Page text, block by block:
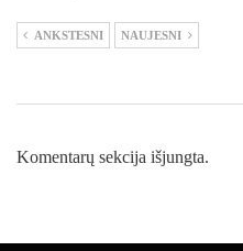
ANKSTESNI NAUJESNI
Komentarų sekcija išjungta.